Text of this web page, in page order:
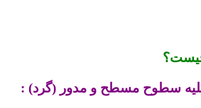
سطوح مسطح و مدور (گرد) :